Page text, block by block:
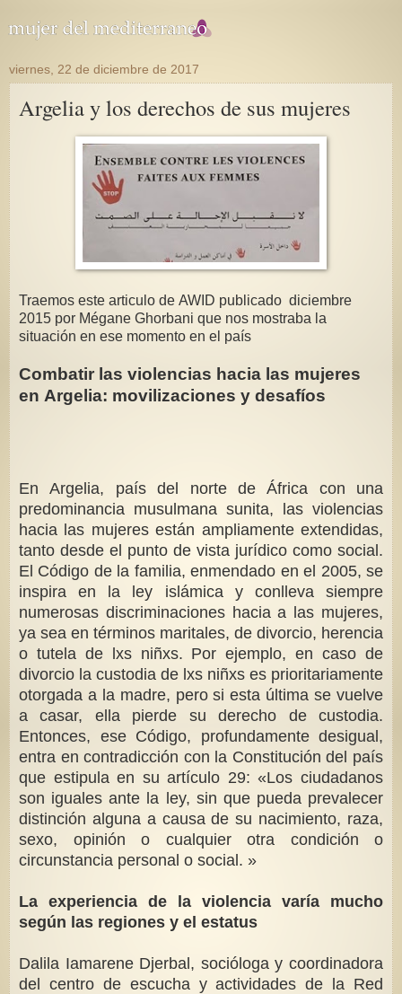
viernes, 22 de diciembre de 2017
Argelia y los derechos de sus mujeres
Traemos este articulo de AWID publicado diciembre
2015 por Mégane Ghorbani que nos mostraba la
situación en ese momento en el país
Combatir las violencias hacia las mujeres
en Argelia: movilizaciones y desafíos
En Argelia, país del norte de África con una
predominancia musulmana sunita, las violencias
hacia las mujeres están ampliamente extendidas,
tanto desde el punto de vista jurídico como social.
El Código de la familia, enmendado en el 2005, se
inspira en la ley islámica y conlleva siempre
numerosas discriminaciones hacia a las mujeres,
ya sea en términos maritales, de divorcio, herencia
o tutela de lxs niñxs. Por ejemplo, en caso de
divorcio la custodia de lxs niñxs es prioritariamente
otorgada a la madre, pero si esta última se vuelve
a casar, ella pierde su derecho de custodia.
Entonces, ese Código, profundamente desigual,
entra en contradicción con la Constitución del país
que estipula en su artículo 29: «Los ciudadanos
son iguales ante la ley, sin que pueda prevalecer
distinción alguna a causa de su nacimiento, raza,
sexo, opinión o cualquier otra condición o
circunstancia personal o social. »
La experiencia de la violencia varía mucho
según las regiones y el estatus
Dalila Iamarene Djerbal, socióloga y coordinadora
del centro de escucha y actividades de la Red